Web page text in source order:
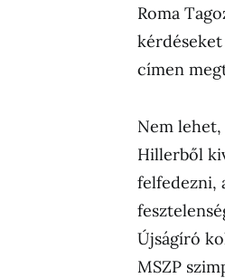
Roma
címen
Nem lehet,
Hillerből
felfedezni,
Újságíró
MSZP